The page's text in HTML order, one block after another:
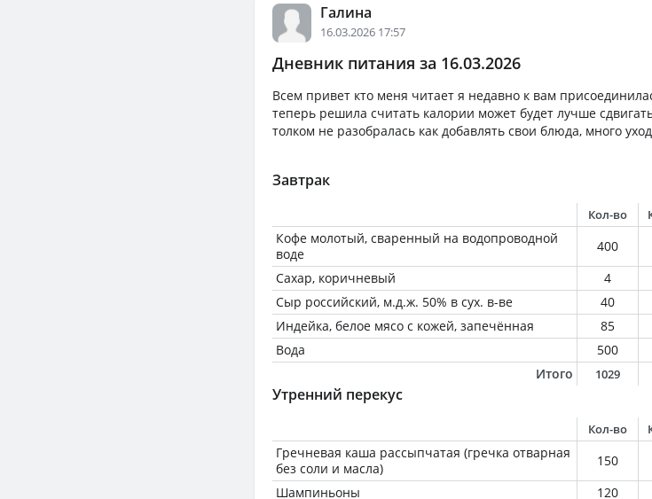
Галина
16.03.2026 17:57
Дневник питания за 16.03.2026
Всем привет кто меня читает я недавно к вам
теперь решила считать калории может будет лучше
толком не разобралась как добавлять свои блюда, много
Завтрак
Кол-во
Кофе молотый, сваренный на водопроводной
воде
400
Сахар, коричневый
4
Сыр российский, м.д.ж. 50% в сух. в-ве
40
Индейка, белое мясо с кожей, запечённая
85
Вода
500
Итого
1029
Утренний перекус
Кол-во
Гречневая каша рассыпчатая (гречка отварная
без соли и масла)
150
Шампиньоны
120